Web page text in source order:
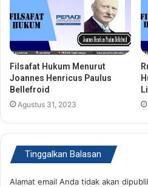
Filsafat Hukum Menurut
Joannes Henricus Paulus
Bellefroid
Agustus 31, 2023
Tinggalkan Balasan
Alamat email Anda tidak akan